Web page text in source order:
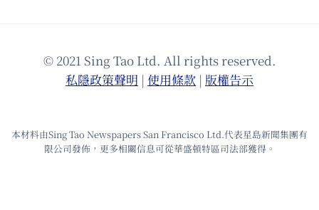
© 2021 Sing Tao Ltd. All rights reserved.
私隱政策聲明 | 使⽤條款 | 版權告⽰
本材料由Sing Tao Newspapers San Francisco Ltd.代表星島新聞集團有
限公司發佈，更多相關信息可從華盛頓特區司法部獲得。